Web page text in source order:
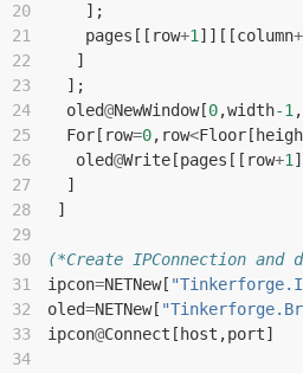
20
];
21
pages [[ row+1 ]][[column+
22
]
23
];
24
oled@NewWindow[0,width-1 ,
25
For [ row=0, row<Floor [
26
oled@Write [pages [[ row+1
27
]
28
]
29
30
(*Create IPConnection and
31
ipcon=NETNew[
32
oled=NETNew[
33
ipcon@Connect [ host ,port]
34